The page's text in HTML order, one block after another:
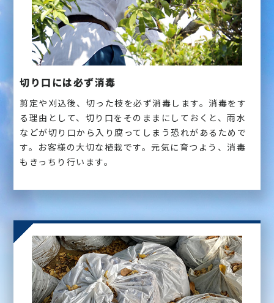
切り口には必ず消毒
剪定や刈込後、切った枝を必ず消毒します。消毒をす
る理由として、切り口をそのままにしておくと、雨水
などが切り口から入り腐ってしまう恐れがあるためで
す。お客様の大切な植栽です。元気に育つよう、消毒
もきっちり行います。